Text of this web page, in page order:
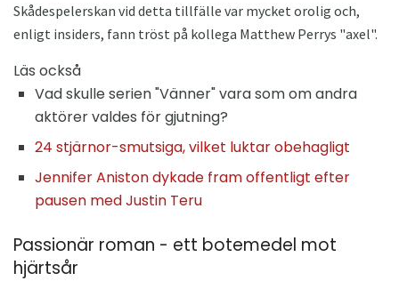
Skådespelerskan vid detta tillfälle var mycket orolig och,
enligt insiders, fann tröst på kollega Matthew Perrys "axel".
Läs också
Vad skulle serien "Vänner" vara som om andra
aktörer valdes för gjutning?
24 stjärnor-smutsiga, vilket luktar obehagligt
Jennifer Aniston dykade fram offentligt efter
pausen med Justin Teru
Passionär roman - ett botemedel mot
hjärtsår